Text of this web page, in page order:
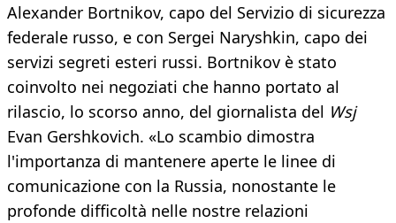
Alexander Bortnikov, capo del Servizio di sicurezza
federale russo, e con Sergei Naryshkin, capo dei
servizi segreti esteri russi. Bortnikov è stato
coinvolto nei negoziati che hanno portato al
rilascio, lo scorso anno, del giornalista del Wsj
Evan Gershkovich. «Lo scambio dimostra
l'importanza di mantenere aperte le linee di
comunicazione con la Russia, nonostante le
profonde difficoltà nelle nostre relazioni